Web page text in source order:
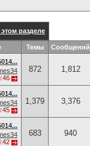
разделе
Темы Сообщений
872 1,812
1,379 3,376
683 940